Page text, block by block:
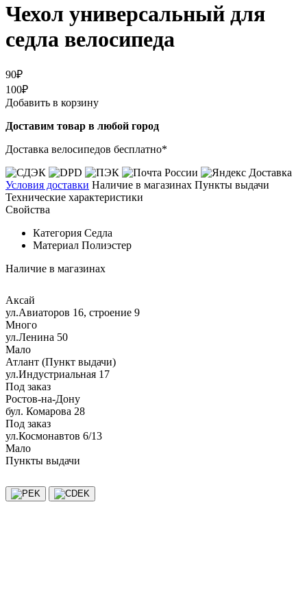
Чехол универсальный для
седла велосипеда
90₽
100₽
Добавить в корзину
Доставим товар в любой город
Доставка велосипедов бесплатно*
Условия доставки Наличие в магазинах Пункты выдачи
Технические характеристики
Свойства
Категория Седла
Материал Полиэстер
Наличие в магазинах
Аксай
ул.Авиаторов 16, строение 9
Много
ул.Ленина 50
Мало
Атлант (Пункт выдачи)
ул.Индустриальная 17
Под заказ
Ростов-на-Дону
бул. Комарова 28
Под заказ
ул.Космонавтов 6/13
Мало
Пункты выдачи